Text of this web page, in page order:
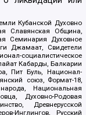
Кубанской Духовно
Славянская Община,
Семинария Духовное
Джамаат, Свидетели
социалистическое
Кабарды, Балкарии
Пит Буль, Национал-
союз, Формат-18,
Национальная
Духовно-Родовая
Древнерусской
Инглингов, Русский